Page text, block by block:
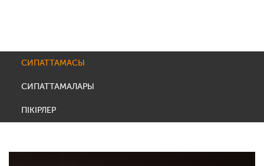
СИПАТТАМАСЫ
СИПАТТАМАЛАРЫ
ПІКІРЛЕР